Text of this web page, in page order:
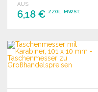
AUS
6,18 € ZZGL. MWST.
Angebot anfordern